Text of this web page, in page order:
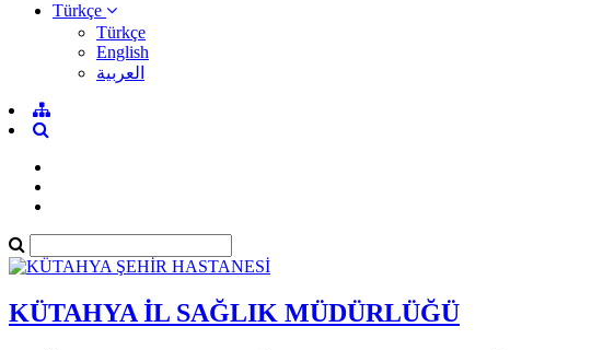
Türkçe
Türkçe
English
العربية
KÜTAHYA İL SAĞLIK MÜDÜRLÜĞÜ